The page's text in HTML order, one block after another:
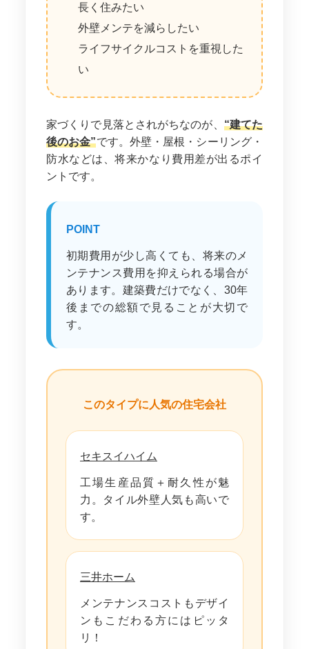
長く住みたい
外壁メンテを減らしたい
ライフサイクルコストを重視した
い
家づくりで見落とされがちなのが、 “建てた
後のお金”です。外壁・屋根・シーリング・
防水などは、将来かなり費用差が出るポイ
ントです。
POINT
初期費用が少し高くても、将来のメ
ンテナンス費用を抑えられる場合が
あります。建築費だけでなく、30年
後までの総額で見ることが大切で
す。
このタイプに人気の住宅会社
セキスイハイム
工場生産品質＋耐久性が魅
力。タイル外壁人気も高いで
す。
三井ホーム
メンテナンスコストもデザイ
ンもこだわる方にはピッタ
リ！